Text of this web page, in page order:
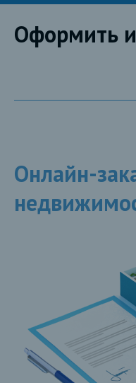
Оформить
Онлайн-